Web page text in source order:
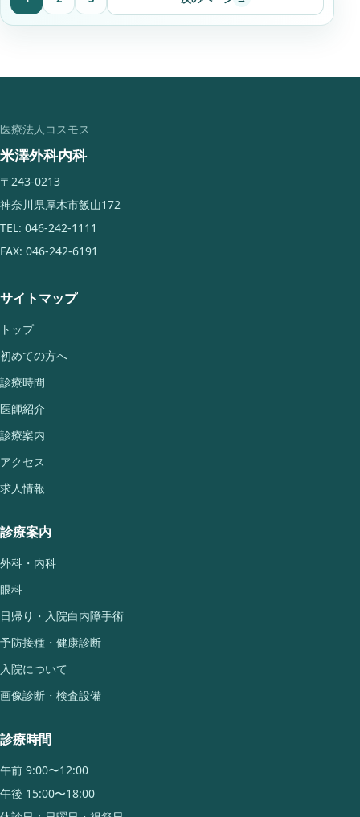
事
の
ペ
ー
ジ
移
動
医療法人コスモス
米澤外科内科
〒243-0213
神奈川県厚木市飯山172
TEL: 046-242-1111
FAX: 046-242-6191
サイトマップ
トップ
初めての方へ
診療時間
医師紹介
診療案内
アクセス
求人情報
診療案内
外科・内科
眼科
日帰り・入院白内障手術
予防接種・健康診断
入院について
画像診断・検査設備
診療時間
午前 9:00〜12:00
午後 15:00〜18:00